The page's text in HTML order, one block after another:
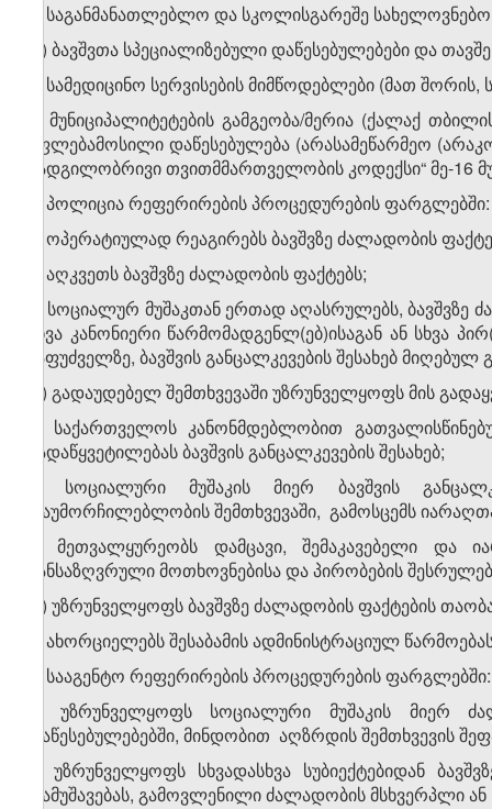
ზ) საგანმანათლებლო და სკოლისგარეშე
თ) ბავშვთა სპეციალიზებული დაწესებულებები და
ი) სამედიცინო სერვისების მიმწოდებლები (მათ
კ) მუნიციპალიტეტების გამგეობა/მერია (ქალაქ
უფლებამოსილი დაწესებულება (არასამეწარმეო
„ადგილობრივი თვითმმართველობის კოდექსი“ მე-16
2. პოლიცია რეფერირების პროცედურების ფარგლებში:
ა) ოპერატიულად რეაგირებს ბავშვზე ძალადობის
ბ) აღკვეთს ბავშვზე ძალადობის ფაქტებს;
გ) სოციალურ მუშაკთან ერთად აღასრულებს, ბავშვზე
სხვა კანონიერი წარმომადგენლ(ებ)ისაგან ან სხვა
საფუძველზე, ბავშვის განცალკევების შესახებ
დ) გადაუდებელ შემთხვევაში უზრუნველყოფს მის
ე) საქართველოს კანონმდებლობით
გადაწყვეტილებას ბავშვის განცალკევების შესახებ;
ვ) სოციალური მუშაკის მიერ ბავშვის
დაუმორჩილებლობის შემთხვევაში, გამოსცემს
ზ) მეთვალყურეობს დამცავი, შემაკავებელი და
განსაზღვრული მოთხოვნებისა და პირობების
თ) უზრუნველყოფს ბავშვზე ძალადობის ფაქტების
ი) ახორციელებს შესაბამის ადმინისტრაციულ
3. სააგენტო რეფერირების პროცედურების ფარგლებში:
ა) უზრუნველყოფს სოციალური მუშაკის მიერ
დაწესებულებებში, მინდობით აღზრდის შემთხვევის
ბ) უზრუნველყოფს სხვადასხვა სუბიექტებიდან
დამუშავებას, გამოვლენილი ძალადობის მსხვერპლი